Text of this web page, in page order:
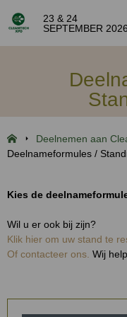
23 & 24
SEPTEMBER 2026
Deelnemen aan
Deelnameformules /
Kies de
Wil u er ook bij zijn?
Klik hier om uw stand te
Of contacteer ons. Wij